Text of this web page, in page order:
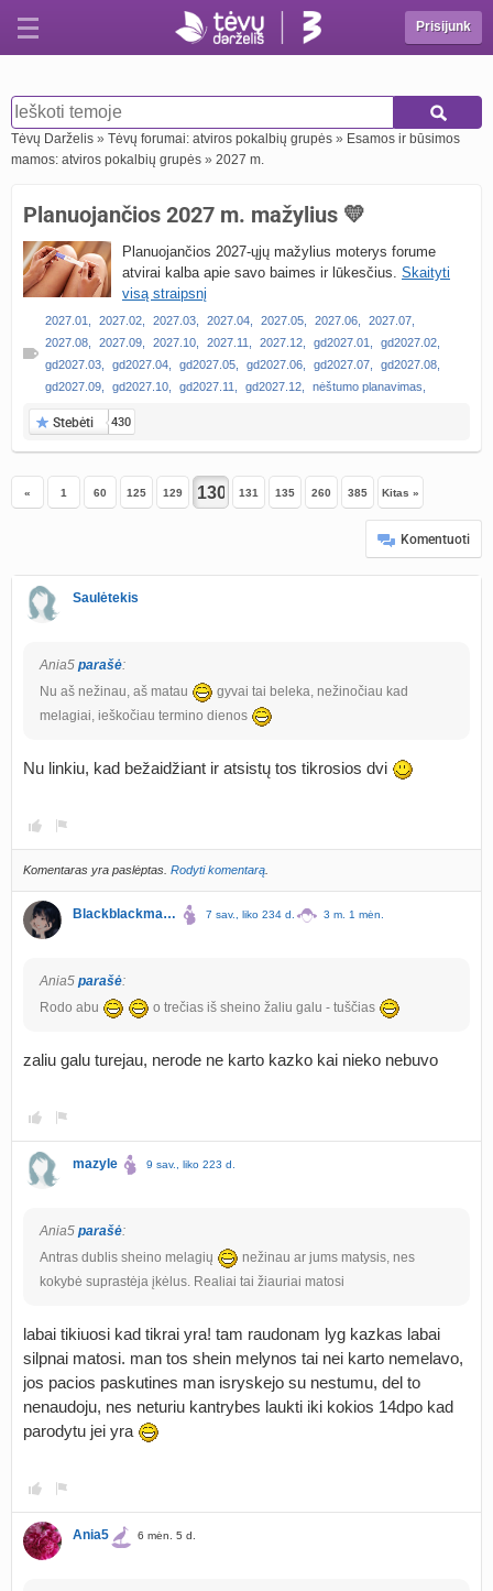
Prisijunk
Tėvų Darželis » Tėvų forumai: atviros pokalbių grupės » Esamos ir būsimos
mamos: atviros pokalbių grupės » 2027 m.
Planuojančios 2027 m. mažylius 💛
Planuojančios 2027-ųjų mažylius moterys forume
atvirai kalba apie savo baimes ir lūkesčius. Skaityti
visą straipsnį
2027.01 2027.02 2027.03 2027.04 2027.05 2027.06 2027.07
2027.08
2027.09 2027.10 2027.11 2027.12 gd2027.01 gd2027.02
gd2027.03
gd2027.04 gd2027.05 gd2027.06 gd2027.07 gd2027.08
gd2027.09
gd2027.10 gd2027.11 gd2027.12 nėštumo planavimas
Stebėti 430
« 1 60 125 129 131 135 260 385 Kitas »
Komentuoti
Saulėtekis
Ania5 parašė:
Nu aš nežinau, aš matau
gyvai tai beleka, nežinočiau kad
melagiai, ieškočiau termino dienos
Nu linkiu, kad bežaidžiant ir atsistų tos tikrosios dvi
Komentaras yra paslėptas. Rodyti komentarą
Blackblackmagic 7 sav., liko 234 d. 3 m. 1 mėn.
Ania5 parašė:
Rodo abu
o trečias iš sheino žaliu galu - tuščias
zaliu galu turejau, nerode ne karto kazko kai nieko nebuvo
mazyle 9 sav., liko 223 d.
Ania5 parašė:
Antras dublis sheino melagių
nežinau ar jums matysis, nes
kokybė suprastėja įkėlus. Realiai tai žiauriai matosi
labai tikiuosi kad tikrai yra! tam raudonam lyg kazkas labai
silpnai matosi. man tos shein melynos tai nei karto nemelavo,
jos pacios paskutines man isryskejo su nestumu, del to
nenaudoju, nes neturiu kantrybes laukti iki kokios 14dpo kad
parodytu jei yra
Ania5 6 mėn. 5 d.